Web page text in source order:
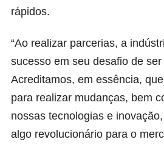
rápidos.
“Ao realizar parcerias, a
sucesso em seu desafio de
Acreditamos, em essência,
para realizar mudanças, bem
nossas tecnologias e
algo revolucionário para o